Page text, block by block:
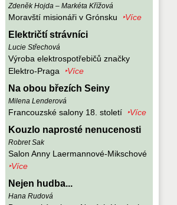
Zdeněk Hojda – Markéta Křížová
Moravští misionáři v Grónsku ‣Více
Električtí strávníci
Lucie Střechová
Výroba elektrospotřebičů značky
Elektro-Praga
‣Více
Na obou březích Seiny
Milena Lenderová
Francouzské salony 18. století ‣Více
Kouzlo naprosté nenucenosti
Robret Sak
Salon Anny Laermannové-Mikschové
‣Více
Nejen hudba...
Hana Rudová